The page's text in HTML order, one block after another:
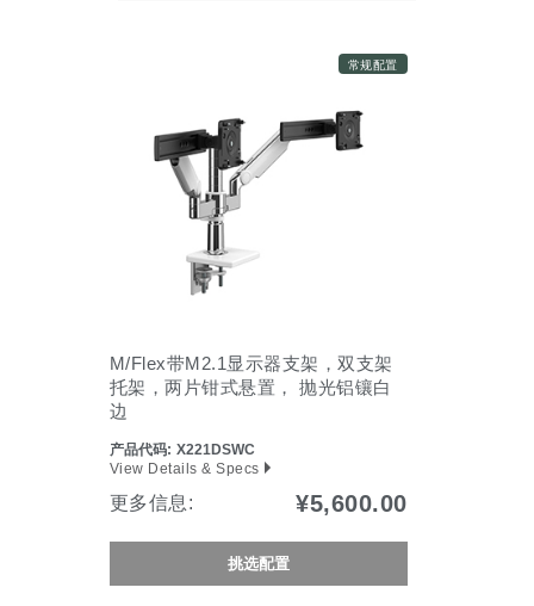
常规配置
M/Flex带M2.1显示器支架，双支架
托架，两片钳式悬置， 抛光铝镶白
边
产品代码: X221DSWC
View Details & Specs
更多信息: ¥5,600.00
挑选配置